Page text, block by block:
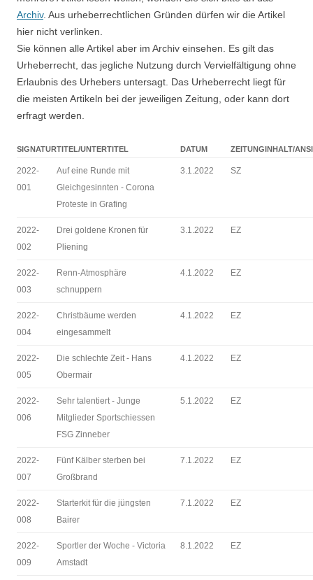
Archiv. Aus urheberrechtlichen Gründen dürfen wir die Artikel
hier nicht verlinken.
Sie können alle Artikel aber im Archiv einsehen. Es gilt das
Urheberrecht, das jegliche Nutzung durch Vervielfältigung ohne
Erlaubnis des Urhebers untersagt. Das Urheberrecht liegt für
die meisten Artikeln bei der jeweiligen Zeitung, oder kann dort
erfragt werden.
SIGNATURTITEL/UNTERTITEL DATUM ZEITUNGINHALT/
2022-
001
Auf eine Runde mit
Gleichgesinnten - Corona
Proteste in Grafing
3.1.2022 SZ
2022-
002
Drei goldene Kronen für
Pliening
3.1.2022 EZ
2022-
003
Renn-Atmosphäre
schnuppern
4.1.2022 EZ
2022-
004
Christbäume werden
eingesammelt
4.1.2022 EZ
2022-
005
Die schlechte Zeit - Hans
Obermair
4.1.2022 EZ
2022-
006
Sehr talentiert - Junge
Mitglieder Sportschiessen
FSG Zinneber
5.1.2022 EZ
2022-
007
Fünf Kälber sterben bei
Großbrand
7.1.2022 EZ
2022-
008
Starterkit für die jüngsten
Bairer
7.1.2022 EZ
2022-
009
Sportler der Woche - Victoria
Amstadt
8.1.2022 EZ